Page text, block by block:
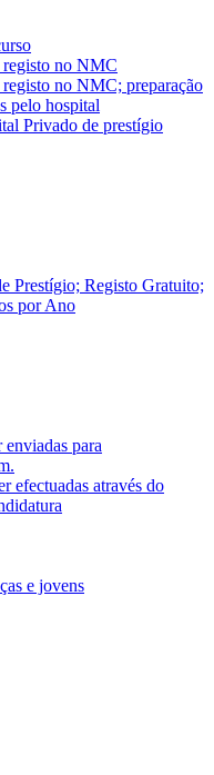
registo no NMC
no NMC; preparação
pelo hospital
Privado de prestígio
Prestígio; Registo Gratuito;
por Ano
enviadas para
efectuadas através do
e jovens